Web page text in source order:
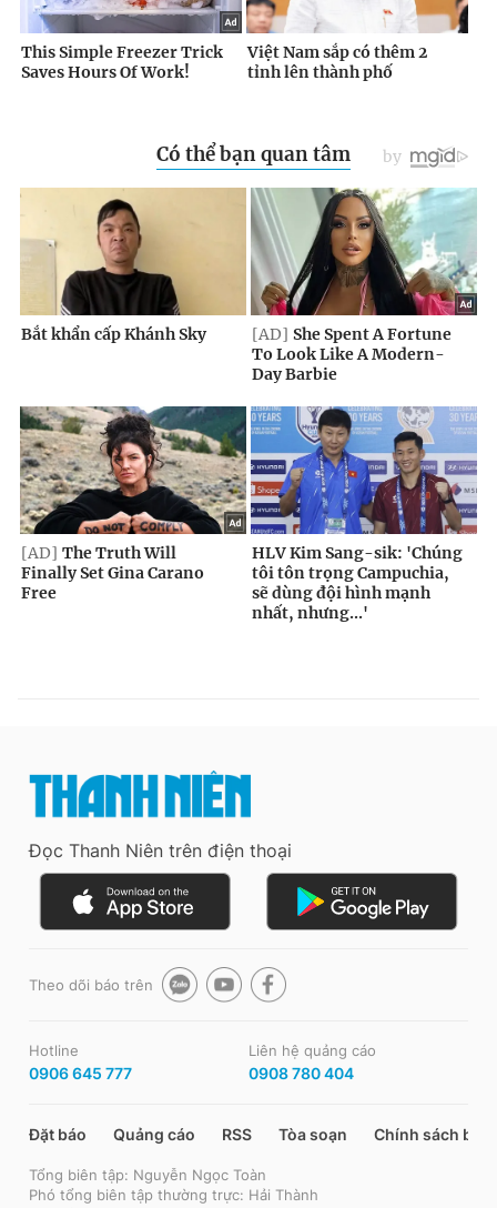
Đọc Thanh Niên trên điện thoại
Theo dõi báo trên
Hotline
0906 645 777
Liên hệ quảng cáo
0908 780 404
Đặt báo Quảng cáo RSS Tòa soạn Chính sách bảo
Tổng biên tập: Nguyễn Ngọc Toàn
Phó tổng biên tập thường trực: Hải Thành